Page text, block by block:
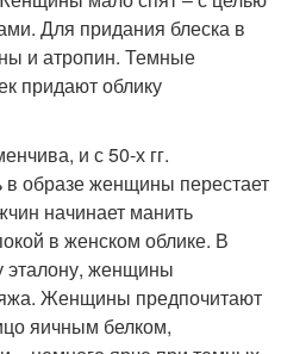
Для придания блеска в
и атропин. Темные
придают облику
и с 50-х гг.
в образе женщины перестает
начинает манить
в женском облике. В
эталону, женщины
Женщины предпочитают
яичным белком,